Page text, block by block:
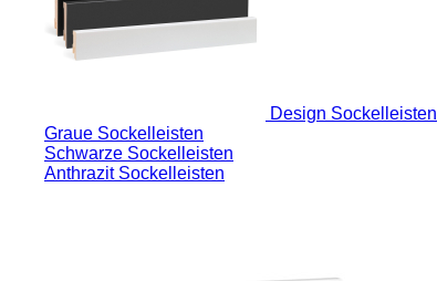
Design Sockelleisten
Graue Sockelleisten
Schwarze Sockelleisten
Anthrazit Sockelleisten